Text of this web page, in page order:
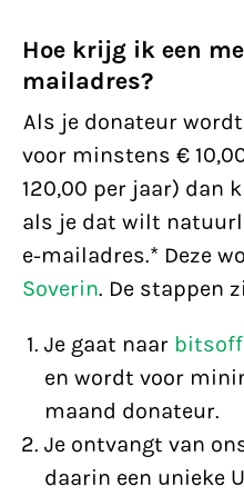
Hoe krijg ik een
mailadres?
Als je donateur
voor minstens €
120,00 per jaar) dan
als je dat wilt
e-mailadres.* Deze
Soverin. De stappen
Je gaat naar
en wordt voor
maand donateur.
Je ontvangt van
daarin een unieke